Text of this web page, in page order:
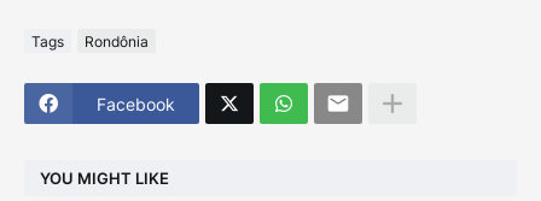
Tags Rondônia
Facebook
YOU MIGHT LIKE